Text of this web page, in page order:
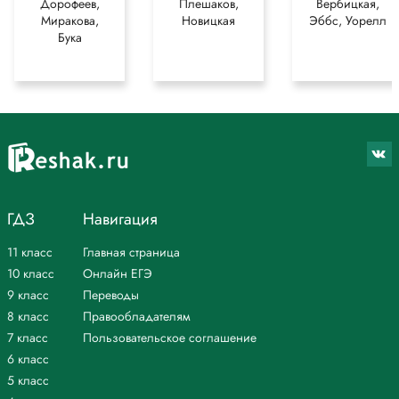
Докажи, что ты правильно написал окончания глаголов. Составь и
напиши предложение с одним из них.
*Текст задания приводится исключительно в образовательных целях
Дорофеев,
Миракова,
Бука
Плешаков,
Новицкая
Вербицкая,
Эббс, Уорелл
ГДЗ
11 класс
10 класс
9 класс
8 класс
7 класс
6 класс
5 класс
Навигация
Главная страница
Онлайн ЕГЭ
Переводы
Правообладателям
Пользовательское соглашение